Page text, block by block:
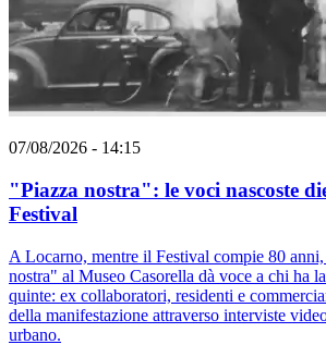
07/08/2026 - 14:15
"Piazza nostra": le voci nascoste
Festival
A Locarno, mentre il Festival compie 80
nostra" al Museo Casorella dà voce a chi ha
quinte: ex collaboratori, residenti e
della manifestazione attraverso interviste
urbano.